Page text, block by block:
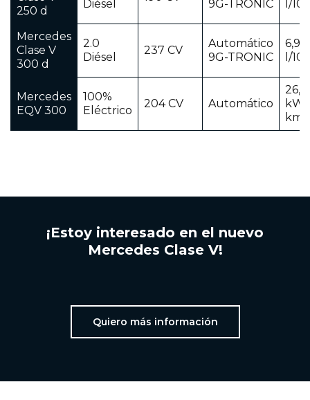
250 d
Diésel
9G-TRONIC
l/
Mercedes
Clase V
300 d
2.0
Diésel
237 CV
Automático
9G-TRONIC
6,9 -
l/
Mercedes
EQV 300
100%
Eléctrico
204 CV Automático
km
¡Estoy interesado en el nuevo
Mercedes Clase V!
Quiero más información